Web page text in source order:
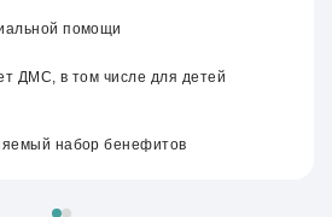
помощи
ДМС, в том числе для детей
набор бенефитов